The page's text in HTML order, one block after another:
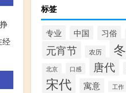
经
标签
专业 中国 习俗
元宵节 农历
北京 口感 唐代
宋代 寓意 工作